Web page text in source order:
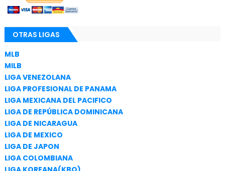
OTRAS LIGAS
MLB
MILB
LIGA VENEZOLANA
LIGA PROFESIONAL DE PANAMA
LIGA MEXICANA DEL PACIFICO
LIGA DE REPÚBLICA DOMINICANA
LIGA DE NICARAGUA
LIGA DE MEXICO
LIGA DE JAPON
LIGA COLOMBIANA